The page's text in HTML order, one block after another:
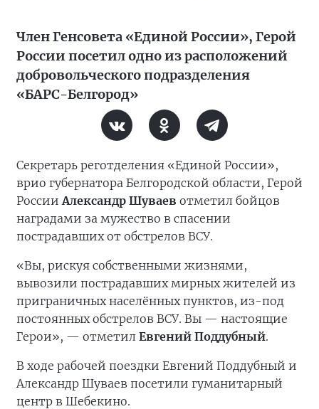
Член Генсовета «Единой России», Герой
России посетил одно из расположений
добровольческого подразделения
«БАРС-Белгород»
Секретарь реготделения «Единой России»,
врио губернатора Белгородской области, Герой
РоссииАлександр Шуваев отметил бойцов
наградами за мужество в спасении
пострадавших от обстрелов ВСУ.
«Вы, рискуя собственными жизнями,
вывозили пострадавших мирных жителей из
приграничных населённых пунктов, из-под
постоянных обстрелов ВСУ. Вы — настоящие
Герои», — отметил Евгений Поддубный.
В ходе рабочей поездки Евгений Поддубный и
Александр Шуваев посетили гуманитарный
центр в Шебекино.